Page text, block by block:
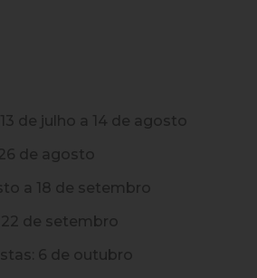
de julho a 14 de agosto
26 de agosto
a 18 de setembro
22 de setembro
6 de outubro